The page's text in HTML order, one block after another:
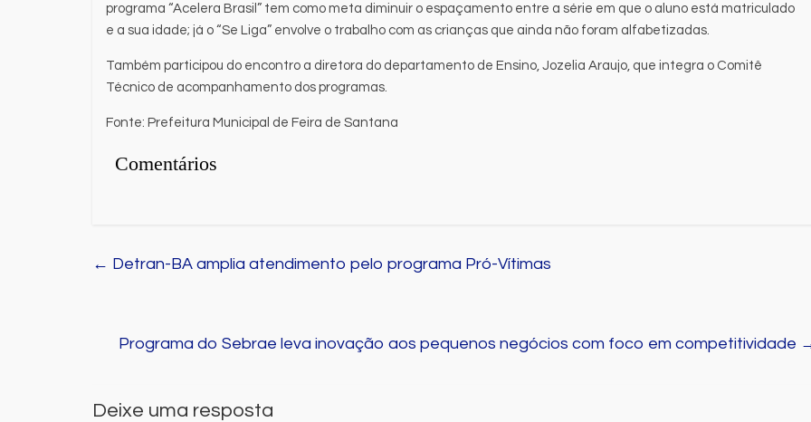
programa “Acelera Brasil” tem como meta diminuir o espaçamento entre a série em que o aluno está matriculado
e a sua idade; já o “Se Liga” envolve o trabalho com as crianças que ainda não foram alfabetizadas.
Também participou do encontro a diretora do departamento de Ensino, Jozelia Araujo, que integra o Comitê
Técnico de acompanhamento dos programas.
Fonte: Prefeitura Municipal de Feira de Santana
Comentários
← Detran-BA amplia atendimento pelo programa Pró-Vítimas
Programa do Sebrae leva inovação aos pequenos negócios com foco em competitividade
Deixe uma resposta